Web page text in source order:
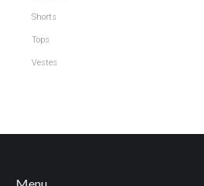
Shorts
Tops
Vestes